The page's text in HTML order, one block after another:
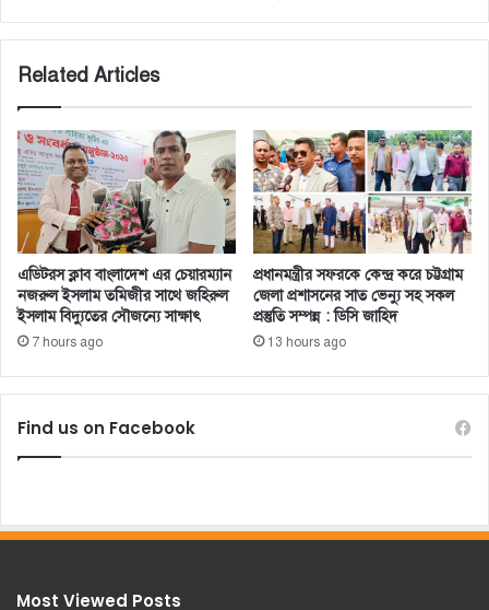
Related Articles
এডিটরস ক্লাব বাংলাদেশ এর চেয়ারম্যান
নজরুল ইসলাম তমিজীর সাথে জহিরুল
ইসলাম বিদ্যুতের সৌজন্যে সাক্ষাৎ
7 hours ago
প্রধানমন্ত্রীর সফরকে কেন্দ্র করে চট্টগ্রাম
জেলা প্রশাসনের সাত ভেন্যু সহ সকল
প্রস্তুতি সম্পন্ন : ডিসি জাহিদ
13 hours ago
Find us on Facebook
Most Viewed Posts